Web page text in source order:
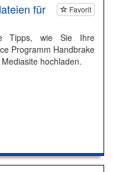
Favorit
für
Tipps, wie Sie Ihre
Programm Handbrake
hochladen.